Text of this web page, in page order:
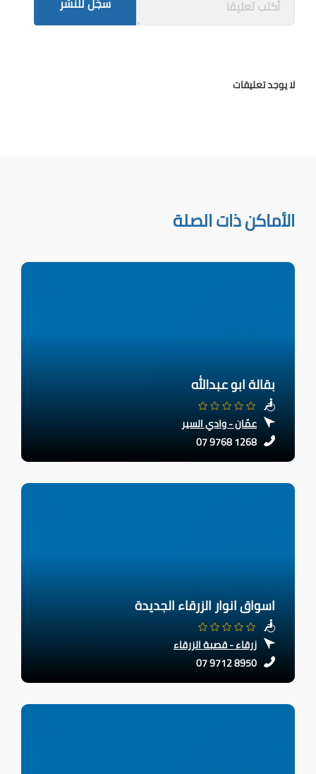
لا يوجد تعليقات
الأماكن ذات الصلة
بقالة ابو عبدالله
عمّان - وادي السير
07 9768 1268
اسواق انوار الزرقاء الجديدة
زرقاء - قصبة الزرقاء
07 9712 8950